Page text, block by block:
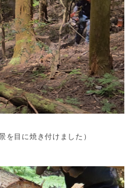
を目に焼き付けました）